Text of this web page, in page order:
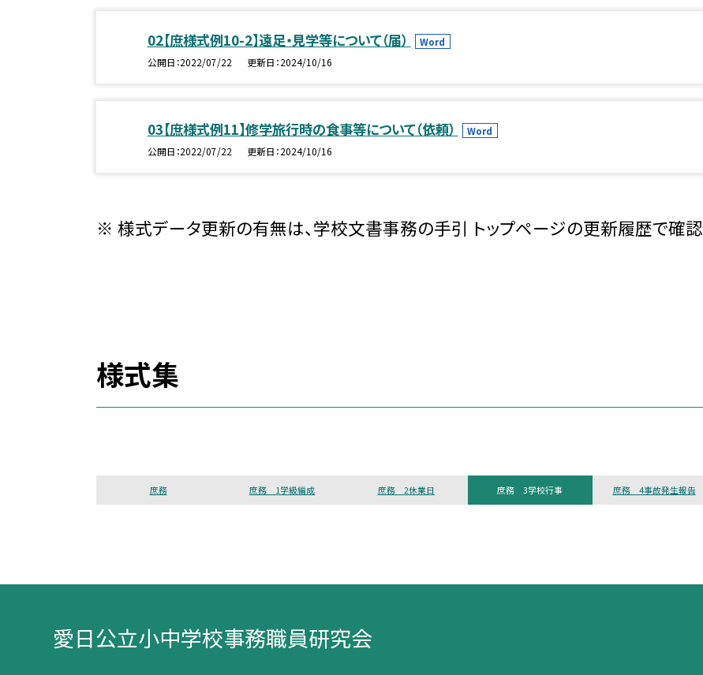
02【庶様式例10-2】遠足・見学等について（届）
Word
公開日 2022/07/22 更新日 2024/10/16
03【庶様式例11】修学旅行時の食事等について（依頼）
Word
公開日 2022/07/22 更新日 2024/10/16
※ 様式データ更新の有無は、学校文書事務の手引 トップページの更新履歴で確認
様式集
庶務 庶務 1学級編成 庶務 2休業日 庶務 3学校行事 庶務 4事故発生報告
愛日公立小中学校事務職員研究会